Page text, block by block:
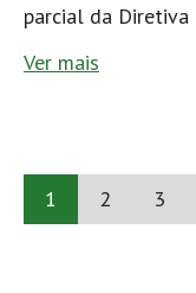
parcial da Diretiva
Ver mais
1 2 3